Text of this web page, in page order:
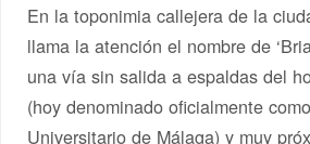
En la toponimia callejera de la
llama la atención el nombre de
una vía sin salida a espaldas del
(hoy denominado oficialmente
Universitario de Málaga) y muy